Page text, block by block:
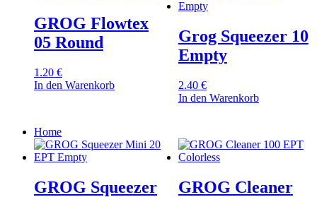
GROG Flowtex
05 Round
1.20 €
In den Warenkorb
Grog Squeezer 10
Empty
2.40 €
In den Warenkorb
GROG Squeezer
GROG Cleaner
Home